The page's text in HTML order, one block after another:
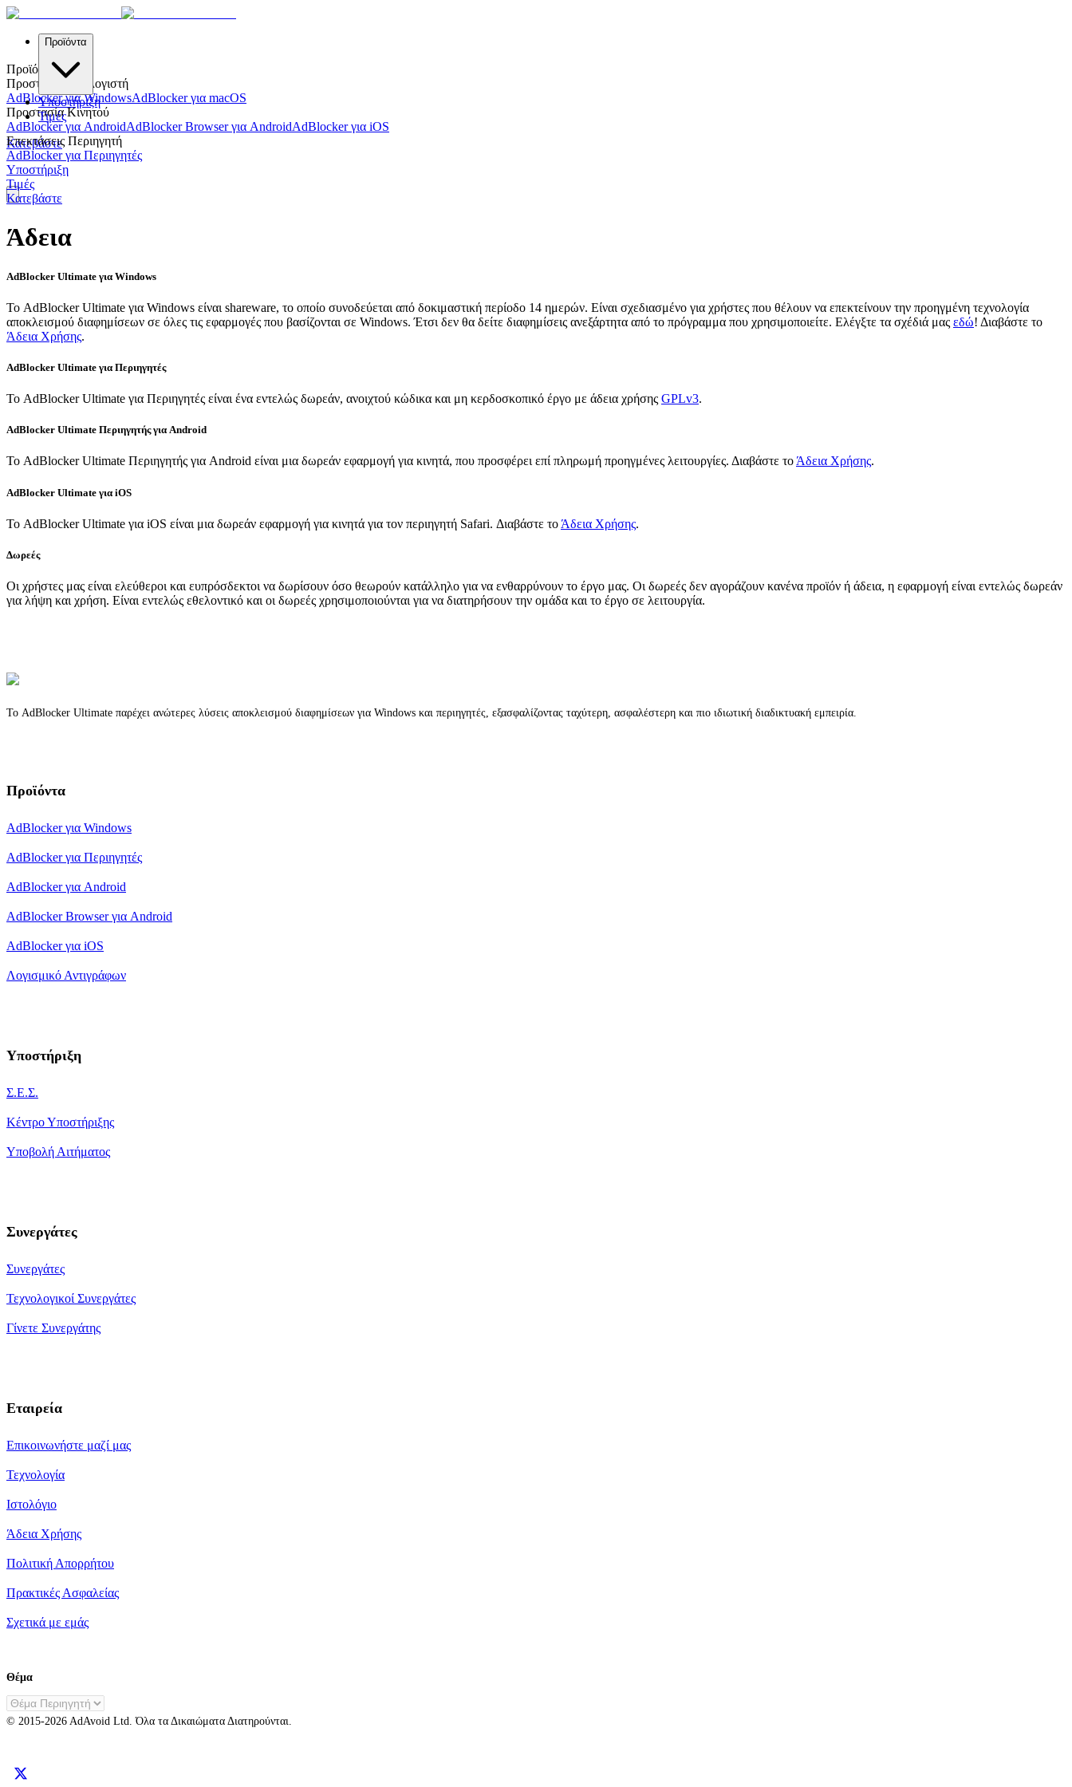
Προϊόντα
Υποστήριξη
Τιμές
Κατεβάστε
Προϊόντα
Προστασία Υπολογιστή
AdBlocker για WindowsAdBlocker για macOS
Προστασία Κινητού
AdBlocker για AndroidAdBlocker Browser για AndroidAdBlocker για iOS
Επεκτάσεις Περιηγητή
AdBlocker για Περιηγητές
Υποστήριξη
Τιμές
Κατεβάστε
Άδεια
AdBlocker Ultimate για Windows
Το AdBlocker Ultimate για Windows είναι shareware, το οποίο συνοδεύεται από δοκιμαστική περίοδο 14 ημερών. Είναι σχεδιασμένο για χρήστες που θέλουν να επεκτείνουν την προηγμένη τεχνολογία
αποκλεισμού διαφημίσεων σε όλες τις εφαρμογές που βασίζονται σε Windows. Έτσι δεν θα δείτε διαφημίσεις ανεξάρτητα από το πρόγραμμα που χρησιμοποιείτε. Ελέγξτε τα σχέδιά μας εδώ! Διαβάστε το
Άδεια Χρήσης.
AdBlocker Ultimate για Περιηγητές
Το AdBlocker Ultimate για Περιηγητές είναι ένα εντελώς δωρεάν, ανοιχτού κώδικα και μη κερδοσκοπικό έργο με άδεια χρήσης GPLv3.
AdBlocker Ultimate Περιηγητής για Android
Το AdBlocker Ultimate Περιηγητής για Android είναι μια δωρεάν εφαρμογή για κινητά, που προσφέρει επί πληρωμή προηγμένες λειτουργίες. Διαβάστε τοΆδεια Χρήσης.
AdBlocker Ultimate για iOS
Το AdBlocker Ultimate για iOS είναι μια δωρεάν εφαρμογή για κινητά για τον περιηγητή Safari. Διαβάστε το Άδεια Χρήσης.
Δωρεές
Οι χρήστες μας είναι ελεύθεροι και ευπρόσδεκτοι να δωρίσουν όσο θεωρούν κατάλληλο για να ενθαρρύνουν το έργο μας. Οι δωρεές δεν αγοράζουν κανένα προϊόν ή άδεια, η εφαρμογή είναι εντελώς δωρεάν
για λήψη και χρήση. Είναι εντελώς εθελοντικό και οι δωρεές χρησιμοποιούνται για να διατηρήσουν την ομάδα και το έργο σε λειτουργία.
Το AdBlocker Ultimate παρέχει ανώτερες λύσεις αποκλεισμού διαφημίσεων για Windows και περιηγητές, εξασφαλίζοντας ταχύτερη, ασφαλέστερη και πιο ιδιωτική διαδικτυακή εμπειρία.
Προϊόντα
AdBlocker για Windows
AdBlocker για Περιηγητές
AdBlocker για Android
AdBlocker Browser για Android
AdBlocker για iOS
Λογισμικό Αντιγράφων
Υποστήριξη
Σ.Ε.Σ.
Κέντρο Υποστήριξης
Υποβολή Αιτήματος
Συνεργάτες
Συνεργάτες
Τεχνολογικοί Συνεργάτες
Γίνετε Συνεργάτης
Εταιρεία
Επικοινωνήστε μαζί μας
Τεχνολογία
Ιστολόγιο
Άδεια Χρήσης
Πολιτική Απορρήτου
Πρακτικές Ασφαλείας
Σχετικά με εμάς
Θέμα
© 2015-2026 AdAvoid Ltd. Όλα τα Δικαιώματα Διατηρούνται.